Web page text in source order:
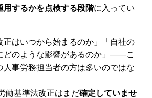
用するかを点検する段階に入ってい
正はいつから始まるのか」「自社の
どのような影響があるのか」――こ
人事労務担当者の方は多いのではな
働基準法改正はまだ確定していませ